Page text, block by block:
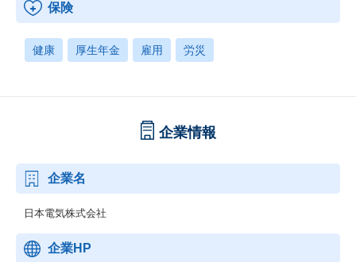
保険
健康 厚生年金 雇用 労災
企業情報
企業名
日本電気株式会社
企業HP